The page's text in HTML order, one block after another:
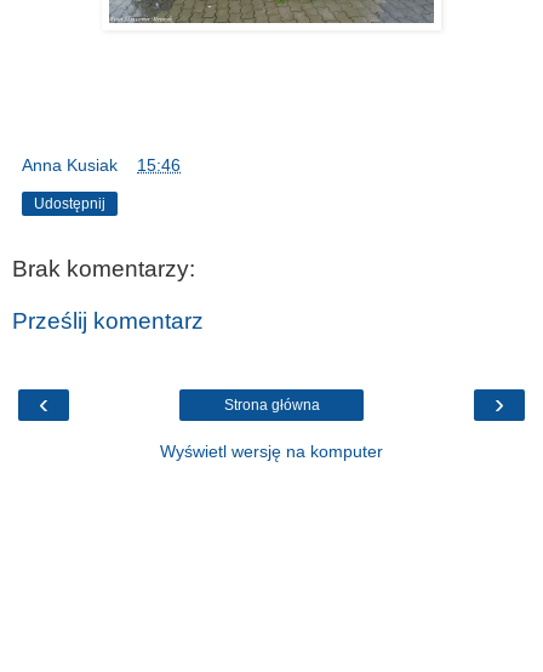
Anna Kusiak 15:46
Udostępnij
Brak komentarzy:
Prześlij komentarz
‹ ›
Strona główna
Wyświetl wersję na komputer